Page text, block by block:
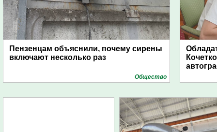
Пензенцам объяснили, почему сирены
включают несколько раз
Общество